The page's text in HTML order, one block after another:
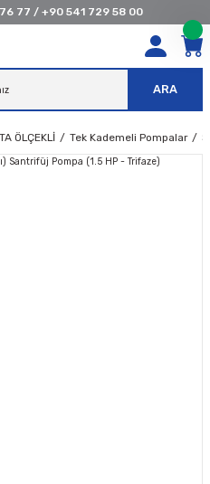
77 / +90 541 729 58 00
ARA
ÖLÇEKLİ Tek Kademeli Pompalar